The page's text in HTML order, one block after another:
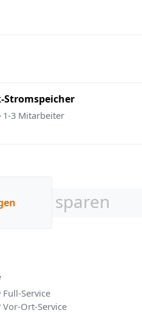
1-3 Mitarbeiter
sparen
Full-Service
Vor-Ort-Service